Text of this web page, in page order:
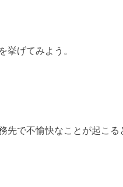
挙げてみよう。
先で不愉快なことが起こる